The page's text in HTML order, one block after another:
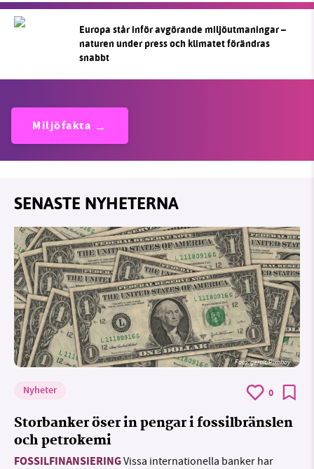
Europa står inför avgörande miljöutmaningar –
naturen under press och klimatet förändras
snabbt
Miljöfakta
SENASTE NYHETERNA
Foto:geralt/Pixabay
Nyheter 0
Storbanker öser in pengar i fossilbränslen
och petrokemi
FOSSILFINANSIERINGVissa internationella banker har